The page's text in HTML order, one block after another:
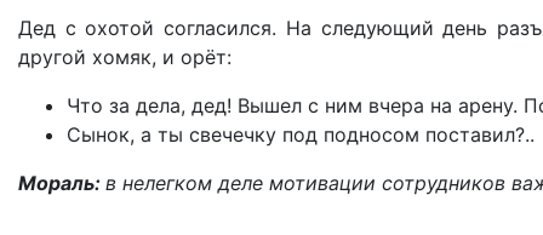
Дед с охотой согласился. На следующий день
другой хомяк, и орёт:
Что за дела, дед! Вышел с ним вчера на арену.
Сынок, а ты свечечку под подносом поставил?..
Мораль: в нелегком деле мотивации сотрудников